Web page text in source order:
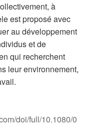
à
est proposé avec
au développement
et de
qui recherchent
leur environnement,
doi/full/10.1080/0